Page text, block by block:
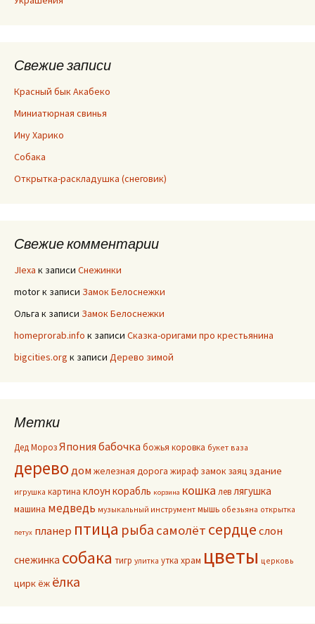
Свежие записи
Красный бык Акабеко
Миниатюрная свинья
Ину Харико
Собака
Открытка-раскладушка (снеговик)
Свежие комментарии
JIexa к записи Снежинки
motorк записи Замок Белоснежки
Ольга к записи Замок Белоснежки
homeprorab.info к записи Сказка-оригами про крестьянина
bigcities.org к записи Дерево зимой
Метки
Дед МорозЯпония бабочкабожья коровка букет ваза
дереводомжелезная дорога жираф замокзаяц здание
игрушка картина клоун корабль корзина кошка левлягушка
машина медведь музыкальный инструмент мышь обезьяна открытка
петух планер птица рыба самолёт сердцеслон
снежинка собака тигр улитка утка храм цветы церковь
циркёж ёлка